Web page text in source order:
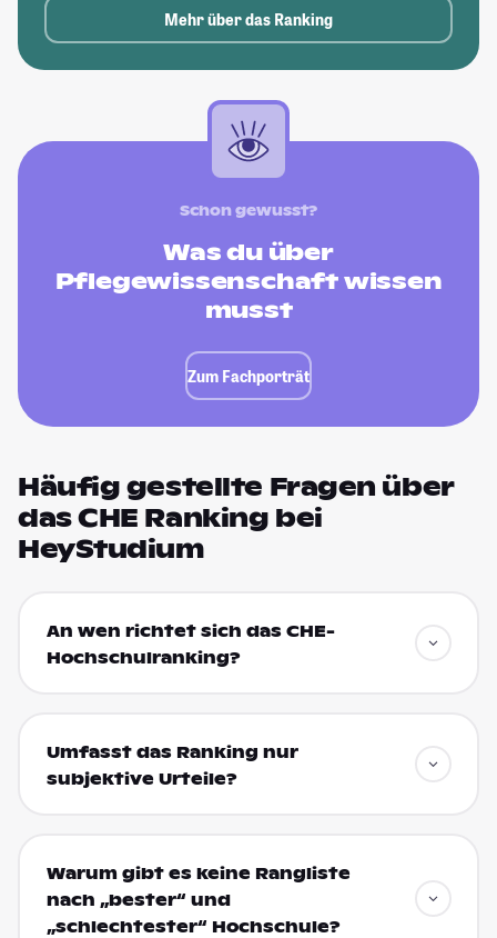
Mehr über das Ranking
Schon gewusst?
Was du über
Pflegewissenschaft wissen
musst
Zum Fachporträt
Häufig gestellte Fragen über
das CHE Ranking bei
HeyStudium
An wen richtet sich das CHE-
Hochschulranking?
Umfasst das Ranking nur
subjektive Urteile?
Warum gibt es keine Rangliste
nach „bester“ und
„schlechtester“ Hochschule?